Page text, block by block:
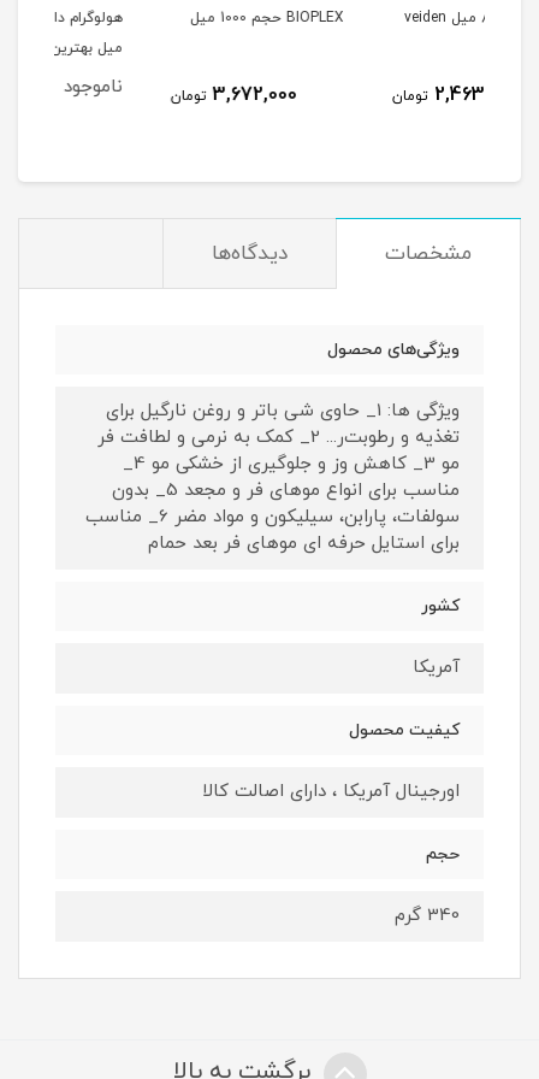
BIOPLEX حجم 1000 میل
3,672,000 تومان
هولوگرام دار و لیبل دار 1000
میل بهترین مواد honma
ناموجود
مشخصات دیدگاه‌ها
ویژگی‌های محصول
ویژگی ها: 1_ حاوی شی باتر و روغن نارگیل برای
تغذیه و رطوبت‌ر... 2_ کمک به نرمی و لطافت فر
مو 3_ کاهش وز و جلوگیری از خشکی مو 4_
مناسب برای انواع موهای فر و مجعد 5_ بدون
سولفات، پارابن، سیلیکون و مواد مضر 6_ مناسب
برای استایل حرفه ای موهای فر بعد حمام
کشور
آمریکا
کیفیت محصول
اورجینال آمریکا ، دارای اصالت کالا
حجم
340 گرم
برگشت به بالا